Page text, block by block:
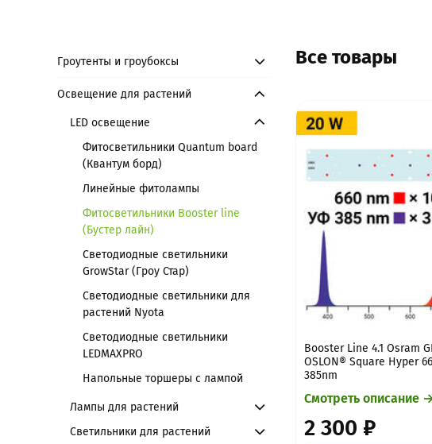
Все товары
Booster Line 4.1 Osram
OSLON® Square Hyper
385nm
Смотреть описание
2 300 ₽
Гроутенты и гроубоксы
Освещение для растений
LED освещение
Фитосветильники Quantum board
(Квантум борд)
Линейные фитолампы
Фитосветильники Booster line
(Бустер лайн)
Светодиодные светильники
GrowStar (Гроу Стар)
Светодиодные светильники для
растений Nyota
Светодиодные светильники
LEDMAXPRO
Напольные торшеры с лампой
Лампы для растений
Светильники для растений